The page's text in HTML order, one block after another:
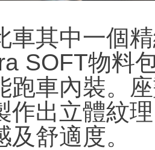
車其中一個
SOFT物料
跑車內裝。
作出立體紋
舒適度。